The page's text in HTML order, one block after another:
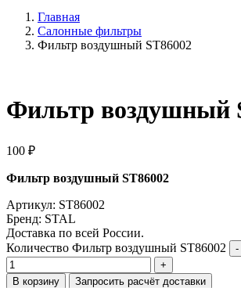
Главная
Салонные фильтры
Фильтр воздушный ST86002
Фильтр воздушный
100 ₽
Фильтр воздушный ST86002
Артикул: ST86002
Бренд: STAL
Доставка по всей России.
Количество Фильтр воздушный ST86002
В корзину Запросить расчёт доставки